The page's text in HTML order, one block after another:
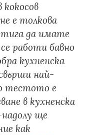
е толкова
да имате
работи бавно
кухненска
най-
тестото е
в кухненска
ще
как